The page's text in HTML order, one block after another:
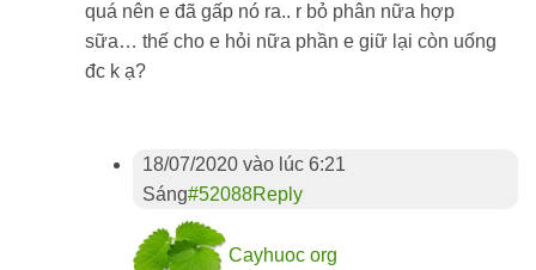
quá nên e đã gấp nó ra.. r bỏ phân nữa hợp
sữa… thế cho e hỏi nữa phần e giữ lại còn uống
đc k ạ?
18/07/2020 vào lúc 6:21
Sáng#52088Reply
Cayhuoc org